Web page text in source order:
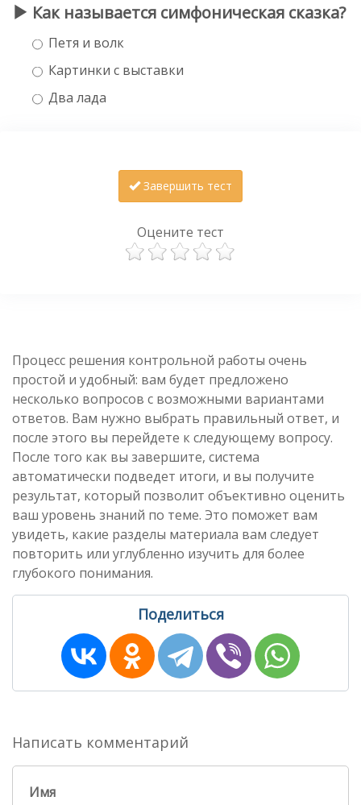
Как называется симфоническая сказка?
Петя и волк
Картинки с выставки
Два лада
Завершить тест
Оцените тест
Процесс решения контрольной работы очень
простой и удобный: вам будет предложено
несколько вопросов с возможными вариантами
ответов. Вам нужно выбрать правильный ответ, и
после этого вы перейдете к следующему вопросу.
После того как вы завершите, система
автоматически подведет итоги, и вы получите
результат, который позволит объективно оценить
ваш уровень знаний по теме. Это поможет вам
увидеть, какие разделы материала вам следует
повторить или углубленно изучить для более
глубокого понимания.
Поделиться
Написать комментарий
Имя